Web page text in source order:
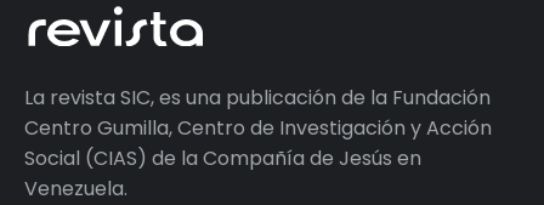
La revista SIC, es una publicación de la Fundación
Centro Gumilla, Centro de Investigación y Acción
Social (CIAS) de la Compañía de Jesús en
Venezuela.